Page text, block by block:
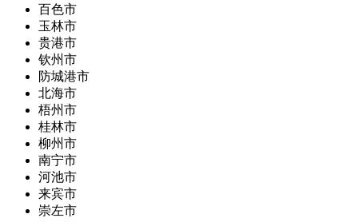
百色市
玉林市
贵港市
钦州市
防城港市
北海市
梧州市
桂林市
柳州市
南宁市
河池市
来宾市
崇左市